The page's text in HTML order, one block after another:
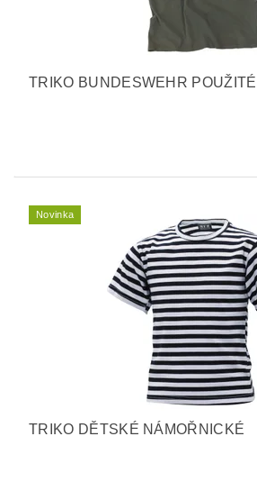
TRIKO BUNDESWEHR POUŽITÉ
Novinka
TRIKO DĚTSKÉ NÁMOŘNICKÉ